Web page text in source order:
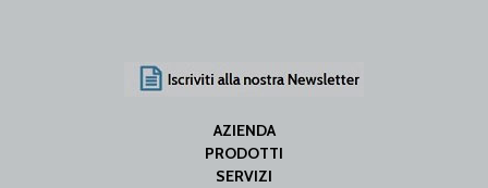
AZIENDA
PRODOTTI
SERVIZI